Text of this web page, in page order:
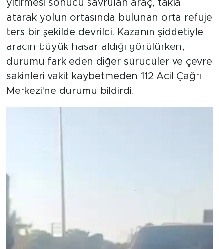
yitirmesi sonucu savrulan araç, takla
atarak yolun ortasında bulunan orta refüje
ters bir şekilde devrildi. Kazanın şiddetiyle
aracın büyük hasar aldığı görülürken,
durumu fark eden diğer sürücüler ve çevre
sakinleri vakit kaybetmeden 112 Acil Çağrı
Merkezi'ne durumu bildirdi.